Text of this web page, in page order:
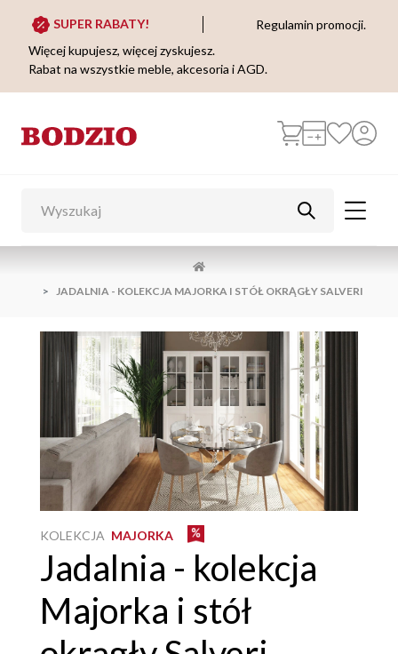
SUPER RABATY!
Regulamin promocji.
Więcej kupujesz, więcej zyskujesz.
Rabat na wszystkie meble, akcesoria i AGD.
JADALNIA - KOLEKCJA MAJORKA I STÓŁ OKRĄGŁY SALVERI
KOLEKCJA MAJORKA
Jadalnia - kolekcja
Majorka i stół